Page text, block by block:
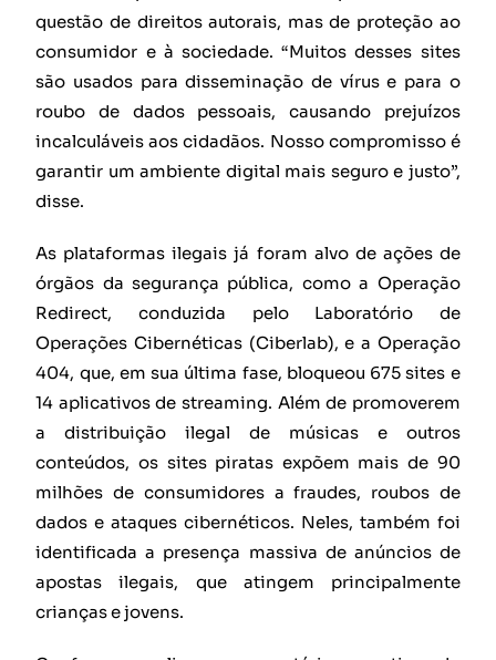
questão de direitos autorais, mas de proteção ao
consumidor e à sociedade. “Muitos desses sites
são usados para disseminação de vírus e para o
roubo de dados pessoais, causando prejuízos
incalculáveis aos cidadãos. Nosso compromisso é
garantir um ambiente digital mais seguro e justo”,
disse.
As plataformas ilegais já foram alvo de ações de
órgãos da segurança pública, como a Operação
Redirect, conduzida pelo Laboratório de
Operações Cibernéticas (Ciberlab), e a Operação
404, que, em sua última fase, bloqueou 675 sites e
14 aplicativos de streaming. Além de promoverem
a distribuição ilegal de músicas e outros
conteúdos, os sites piratas expõem mais de 90
milhões de consumidores a fraudes, roubos de
dados e ataques cibernéticos. Neles, também foi
identificada a presença massiva de anúncios de
apostas ilegais, que atingem principalmente
crianças e jovens.